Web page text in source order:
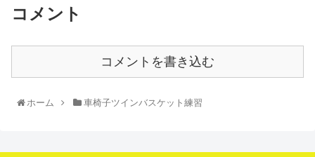
コメント
コメントを書き込む
ホーム 車椅子ツインバスケット練習